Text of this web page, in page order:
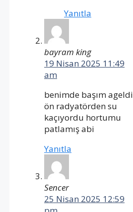
Yanıtla
bayram king
19 Nisan 2025 11:49
am
benimde başım ageldi
ön radyatörden su
kaçıyordu hortumu
patlamış abi
Yanıtla
Sencer
25 Nisan 2025 12:59